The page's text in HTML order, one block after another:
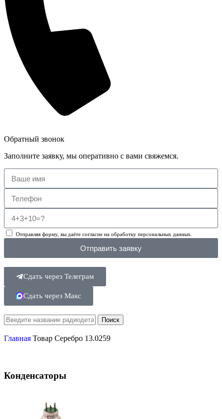
Обратный звонок
Заполните заявку, мы оперативно с вами свяжемся.
Отправляя форму, вы даёте согласие на обработку персональных данных.
Отправить заявку
Сдать через Телеграм
Сдать через Макс
Поиск
Главная Товар Серебро 13.0259
Конденсаторы